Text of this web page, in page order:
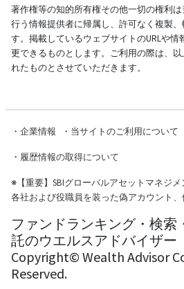
著作権等の知的所有権その他一切の権利
行う情報提供者に帰属し、許可なく複製
す。掲載しているウェブサイトのURLや
更できるものとします。ご利用の際は、
れたものとさせていただきます。
・ 企業情報 ・ 当サイトのご利用について
・ 履歴情報の取得について
※【重要】SBIグローバルアセットマネジ
各社および役職員を装った偽アカウント
ファンドランキング・検索
託のウエルスアドバイザー
Copyright© Wealth Advisor
Reserved.